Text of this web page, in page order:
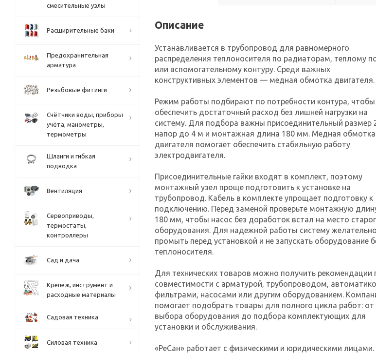
Описание
Устанавливается в трубопровод для равномерного
распределения теплоносителя по радиаторам, теплому
или вспомогательному контуру. Среди важных
конструктивных элементов — медная обмотка двигателя.
Режим работы подбирают по потребности контура, чтобы
обеспечить достаточный расход без лишней нагрузки на
систему. Для подбора важны присоединительный размер
напор до 4 м и монтажная длина 180 мм. Медная обмотка
двигателя помогает обеспечить стабильную работу
электродвигателя.
Присоединительные гайки входят в комплект, поэтому
монтажный узел проще подготовить к установке на
трубопровод. Кабель в комплекте упрощает подготовку к
подключению. Перед заменой проверьте монтажную
180 мм, чтобы насос без доработок встал на место
оборудования. Для надежной работы систему желательно
промыть перед установкой и не запускать оборудование
теплоносителя.
Для технических товаров можно получить рекомендации
совместимости с арматурой, трубопроводом,
фильтрами, насосами или другим оборудованием.
помогает подобрать товары для полного цикла работ: от
выбора оборудования до подбора комплектующих для
установки и обслуживания.
«РеСан» работает с физическими и юридическими лицами.
смесительные узлы
Расширительные баки
Предохранительная
арматура
Резьбовые фитинги
Счётчики воды, приборы
учёта, манометры,
термометры
Шланги и гибкая
подводка
Вентиляция
Сервоприводы,
термостаты,
контроллеры
Сад и дача
Крепеж, инструмент и
расходные материалы
Садовая техника
Силовая техника